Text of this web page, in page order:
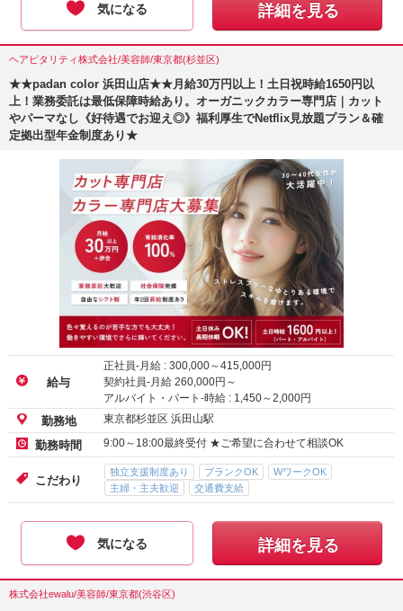
気になる 詳細を見る
ヘアピタリティ株式会社/美容師/東京都(杉並区)
★★padan color 浜田山店★★月給30万円以上！土日祝時給1650円以
上！業務委託は最低保障時給あり。オーガニックカラー専門店｜カット
やパーマなし《好待遇でお迎え◎》福利厚生でNetflix見放題プラン＆確
定拠出型年金制度あり★
給与
正社員-月給 : 300,000～415,000円
契約社員-月給 260,000円～
アルバイト・パート-時給 : 1,450～2,000円
勤務地 東京都杉並区 浜田山駅
勤務時間 9:00～18:00最終受付 ★ご希望に合わせて相談OK
こだわり
独立支援制度あり ブランクOK
WワークOK
主婦・主夫歓迎
交通費支給
気になる 詳細を見る
株式会社ewalu/美容師/東京都(渋谷区)